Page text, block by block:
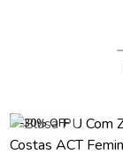
-30% OFF